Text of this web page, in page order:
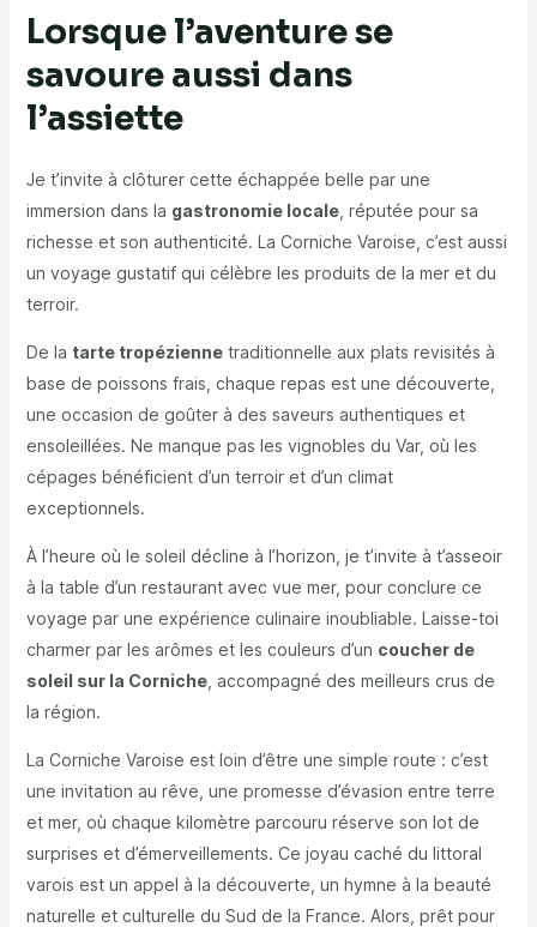
Lorsque l’aventure se
savoure aussi dans
l’assiette
Je t’invite à clôturer cette échappée belle par une
immersion dans la gastronomie locale, réputée pour sa
richesse et son authenticité. La Corniche Varoise, c’est aussi
un voyage gustatif qui célèbre les produits de la mer et du
terroir.
De la tarte tropéziennetraditionnelle aux plats revisités à
base de poissons frais, chaque repas est une découverte,
une occasion de goûter à des saveurs authentiques et
ensoleillées. Ne manque pas les vignobles du Var, où les
cépages bénéficient d’un terroir et d’un climat
exceptionnels.
À l’heure où le soleil décline à l’horizon, je t’invite à t’asseoir
à la table d’un restaurant avec vue mer, pour conclure ce
voyage par une expérience culinaire inoubliable. Laisse-toi
charmer par les arômes et les couleurs d’un coucher de
soleil sur la Corniche, accompagné des meilleurs crus de
la région.
La Corniche Varoise est loin d’être une simple route : c’est
une invitation au rêve, une promesse d’évasion entre terre
et mer, où chaque kilomètre parcouru réserve son lot de
surprises et d’émerveillements. Ce joyau caché du littoral
varois est un appel à la découverte, un hymne à la beauté
naturelle et culturelle du Sud de la France. Alors, prêt pour